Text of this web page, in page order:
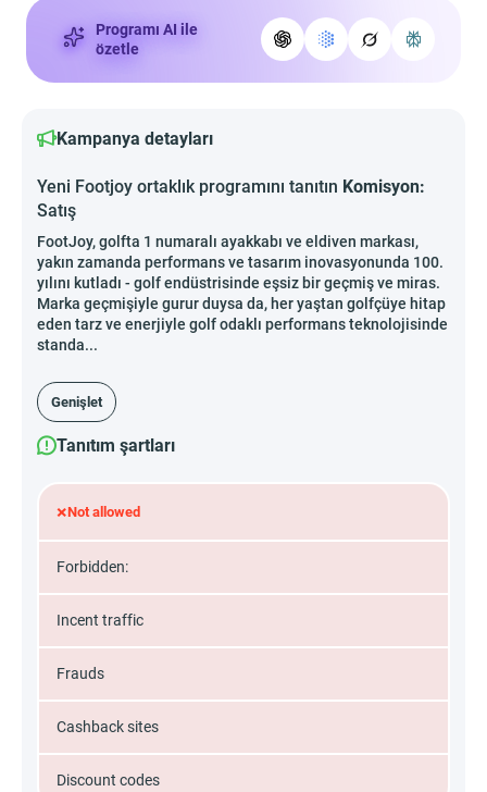
Programı AI ile
özetle
Kampanya detayları
Yeni Footjoy ortaklık programını tanıtın Komisyon:
Satış
FootJoy, golfta 1 numaralı ayakkabı ve eldiven markası,
yakın zamanda performans ve tasarım inovasyonunda 100.
yılını kutladı - golf endüstrisinde eşsiz bir geçmiş ve miras.
Marka geçmişiyle gurur duysa da, her yaştan golfçüye hitap
eden tarz ve enerjiyle golf odaklı performans teknolojisinde
standa...
Genişlet
Tanıtım şartları
×Not allowed
Forbidden:
Incent traffic
Frauds
Cashback sites
Discount codes